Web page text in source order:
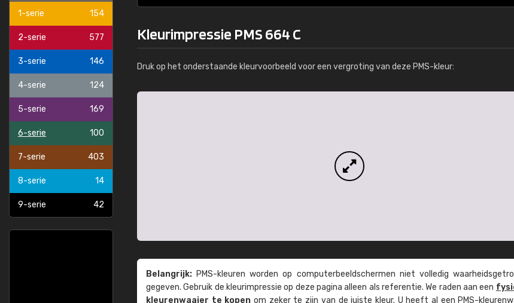
1-serie 154
2-serie 577
3-serie 146
4-serie 124
5-serie 169
6-serie 100
7-serie 403
8-serie 14
9-serie 42
Kleurimpressie PMS 664 C
Druk op het onderstaande kleurvoorbeeld voor een vergroting van deze PMS-kleur:
Belangrijk: PMS-kleuren worden op computer­beeld­schermen niet volledig
gegeven. Gebruik de kleur­impressie op deze pagina alleen als referentie. We raden aan een
kleuren­waaier te kopen om zeker te zijn van de juiste kleur. U heeft al een PMS-